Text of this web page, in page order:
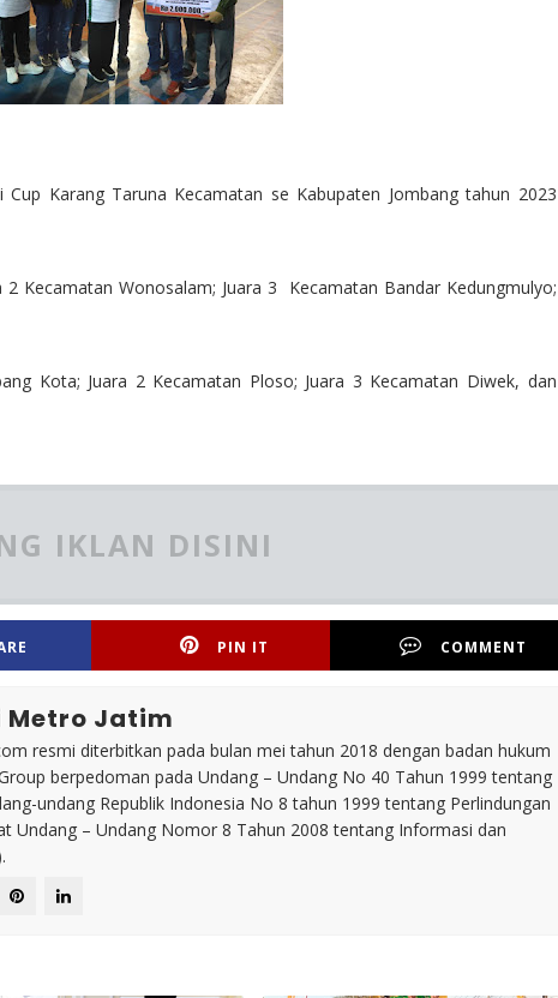
Karang Taruna Kecamatan se Kabupaten Jombang tahun 2023
Kecamatan Wonosalam; Juara 3 Kecamatan Bandar Kedungmulyo;
Kota; Juara 2 Kecamatan Ploso; Juara 3 Kecamatan Diwek, dan
IKLAN DISINI
PIN IT COMMENT
Metro Jatim
resmi diterbitkan pada bulan mei tahun 2018 dengan badan hukum
berpedoman pada Undang – Undang No 40 Tahun 1999 tentang
undang Republik Indonesia No 8 tahun 1999 tentang Perlindungan
Undang – Undang Nomor 8 Tahun 2008 tentang Informasi dan